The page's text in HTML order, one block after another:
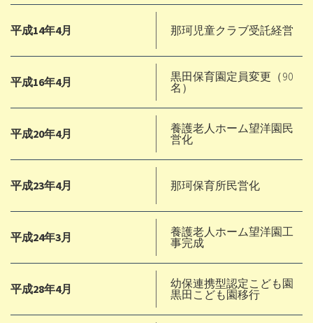
平成14年4月 那珂児童クラブ受託経営
平成16年4月
黒田保育園定員変更（90
名）
平成20年4月
養護老人ホーム望洋園民
営化
平成23年4月 那珂保育所民営化
平成24年3月
養護老人ホーム望洋園工
事完成
平成28年4月
幼保連携型認定こども園
黒田こども園移行